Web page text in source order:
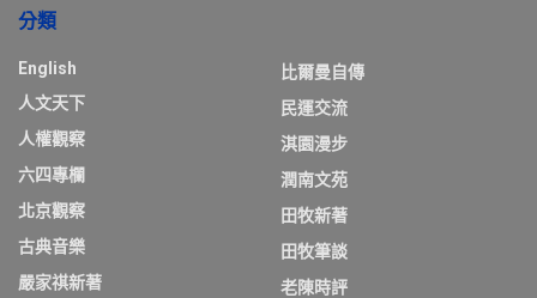
分類
English
人文天下
人權觀察
六四專欄
北京觀察
古典音樂
嚴家祺新著
比爾曼自傳
民運交流
淇園漫步
潤南文苑
田牧新著
田牧筆談
老陳時評